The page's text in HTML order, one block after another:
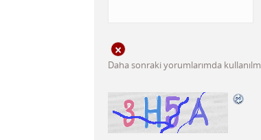
Daha sonraki yorumlarımda